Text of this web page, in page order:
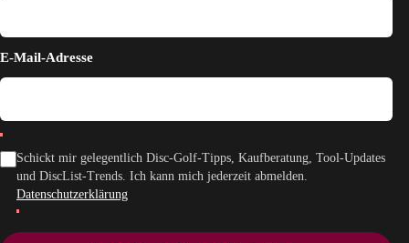
E-Mail-Adresse
Schickt mir gelegentlich Disc-Golf-Tipps, Kaufberatung, Tool-Updates
und DiscList-Trends. Ich kann mich jederzeit abmelden.
Datenschutzerklärung